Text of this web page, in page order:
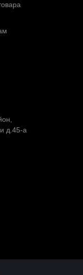
д.45-а